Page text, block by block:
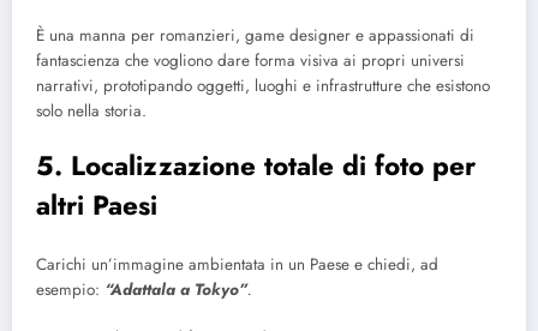
È una manna per romanzieri, game designer e appassionati di
fantascienza che vogliono dare forma visiva ai propri universi
narrativi, prototipando oggetti, luoghi e infrastrutture che esistono
solo nella storia.
5. Localizzazione totale di foto per
altri Paesi
Carichi un’immagine ambientata in un Paese e chiedi, ad
esempio: “Adattala a Tokyo”.